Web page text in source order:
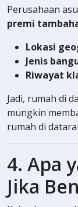
Perusahaan
premi
Lokasi
Jenis
Riwayat
Jadi, rumah di
mungkin
rumah di
4. Apa
Jika